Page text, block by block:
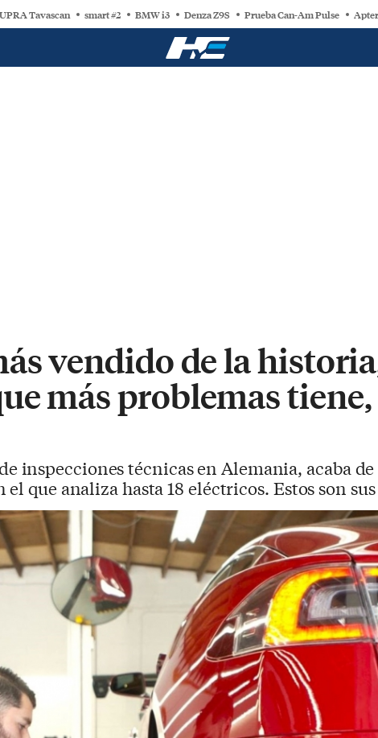
Tavascan smart #2 BMW i3 Denza Z9S Prueba Can-Am Pulse
vendido de la
más problemas
inspecciones técnicas en Alemania, acaba
que analiza hasta 18 eléctricos. Estos son